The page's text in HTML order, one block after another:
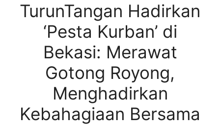
TurunTangan Hadirkan
‘Pesta Kurban’ di
Bekasi: Merawat
Gotong Royong,
Menghadirkan
Kebahagiaan Bersama